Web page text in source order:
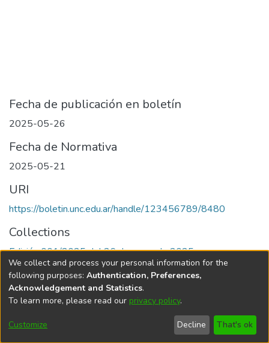
Fecha de publicación en boletín
2025-05-26
Fecha de Normativa
2025-05-21
URI
https://boletin.unc.edu.ar/handle/123456789/8480
Collections
Edición 001/2025 del 26 de mayo de 2025
Universidad Nacional de Córdoba
We collect and process your personal information for the
following purposes: Authentication, Preferences,
Acknowledgement and Statistics.
To learn more, please read our privacy policy.
Customize Decline That's ok